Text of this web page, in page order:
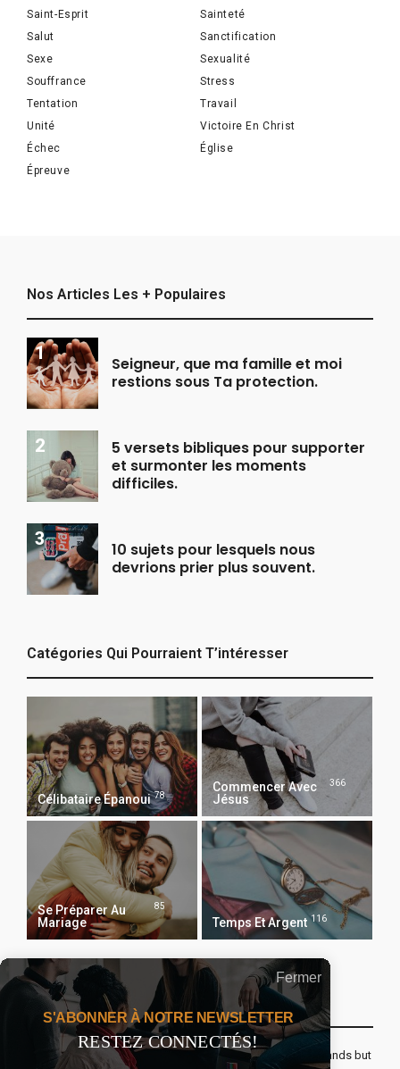
Saint-Esprit
Sainteté
Salut
Sanctification
Sexe
Sexualité
Souffrance
Stress
Tentation
Travail
Unité
Victoire En Christ
Échec
Église
Épreuve
Nos Articles Les + Populaires
Seigneur, que ma famille et moi
restions sous Ta protection.
5 versets bibliques pour supporter
et surmonter les moments
difficiles.
10 sujets pour lesquels nous
devrions prier plus souvent.
Catégories Qui Pourraient T’intéresser
Célibataire Épanoui 78
Commencer Avec
Jésus
366
Se Préparer Au
Mariage
85
Temps Et Argent 116
Recevoir Notre Newsletter Chaque Matin
The real voyage of discovery consists not in seeking new lands but
Fermer
S'ABONNER À NOTRE NEWSLETTER
RESTEZ CONNECTÉS!